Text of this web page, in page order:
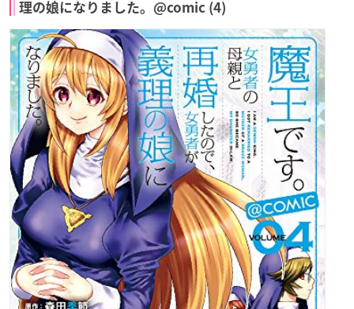
理の娘になりました。@comic (4)